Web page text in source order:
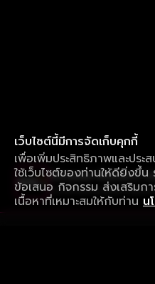
เว็บไซต์นี้มีการจัดเก็บคุกกี้
เพื่อเพิ่มประสิทธิภาพและปร
ใช้เว็บไซต์ของท่านให้ดียิ่งขึ้
ข้อเสนอ กิจกรรม ส่งเสริมก
เนื้อหาที่เหมาะสมให้กับท่าน น
ใช้งานแอป ลื่นไหลกว่า ไ
ดาวน์โหลดแอปเพื่อการรับช